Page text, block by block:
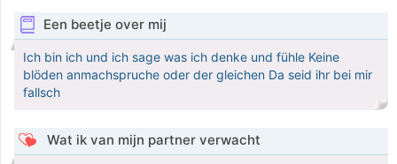
Een beetje over mij
Ich bin ich und ich sage was ich denke und fühle Keine
blöden anmachspruche oder der gleichen Da seid ihr bei mir
fallsch
Wat ik van mijn partner verwacht